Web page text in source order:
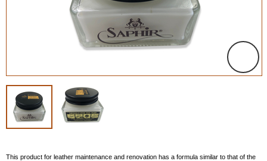
This product for leather maintenance and renovation has a formula similar to that of the